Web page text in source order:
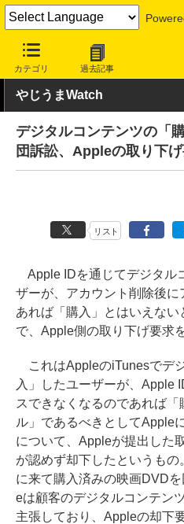
カテゴリ 過去記事
INTERNET Watch トピック
やじうまWatch
デジタルコンテンツの「
団訴訟、Appleの取り下
リスト
Apple IDを通じてデジタル
ザーが、アカウント削除後
あれば「購入」とはいえな
で、Apple側の取り下げ要求
これはAppleのiTunesでデ
入」したユーザーが、Apple
スできなくなるのであれば
ル」であるべきとしてApple
について、Appleが提出した
が認めず却下したというも
に来て購入済みの映画DVD
eは顧客のデジタルコンテン
主張しており、Appleの却下